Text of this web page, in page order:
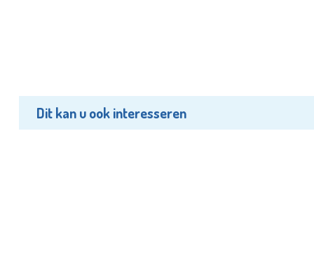
Dit kan u ook interesseren